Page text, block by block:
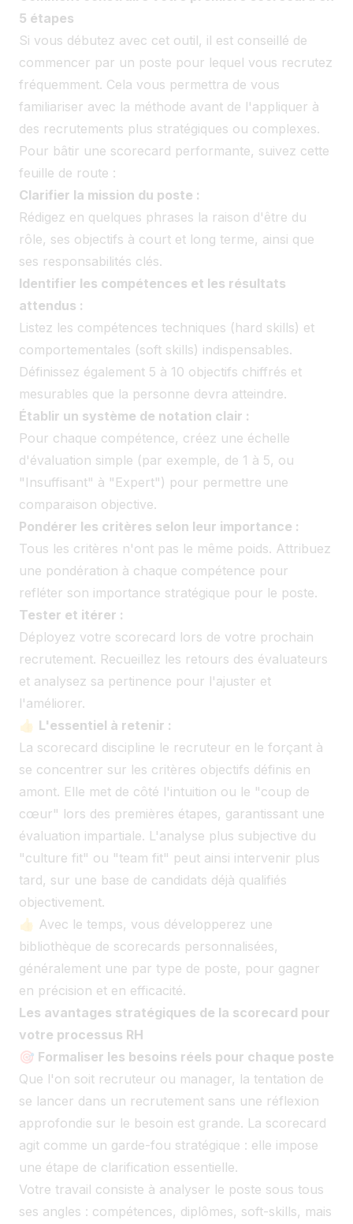
5 étapes
Si vous débutez avec cet outil, il est conseillé de
commencer par un poste pour lequel vous recrutez
fréquemment. Cela vous permettra de vous
familiariser avec la méthode avant de l'appliquer à
des recrutements plus stratégiques ou complexes.
Pour bâtir une scorecard performante, suivez cette
feuille de route :
Clarifier la mission du poste :
Rédigez en quelques phrases la raison d'être du
rôle, ses objectifs à court et long terme, ainsi que
ses responsabilités clés.
Identifier les compétences et les résultats
attendus :
Listez les compétences techniques (hard skills) et
comportementales (soft skills) indispensables.
Définissez également 5 à 10 objectifs chiffrés et
mesurables que la personne devra atteindre.
Établir un système de notation clair :
Pour chaque compétence, créez une échelle
d'évaluation simple (par exemple, de 1 à 5, ou
"Insuffisant" à "Expert") pour permettre une
comparaison objective.
Pondérer les critères selon leur importance :
Tous les critères n'ont pas le même poids. Attribuez
une pondération à chaque compétence pour
refléter son importance stratégique pour le poste.
Tester et itérer :
Déployez votre scorecard lors de votre prochain
recrutement. Recueillez les retours des évaluateurs
et analysez sa pertinence pour l'ajuster et
l'améliorer.
👍 L'essentiel à retenir :
La scorecard discipline le recruteur en le forçant à
se concentrer sur les critères objectifs définis en
amont. Elle met de côté l'intuition ou le "coup de
cœur" lors des premières étapes, garantissant une
évaluation impartiale. L'analyse plus subjective du
"culture fit" ou "team fit" peut ainsi intervenir plus
tard, sur une base de candidats déjà qualifiés
objectivement.
👍 Avec le temps, vous développerez une
bibliothèque de scorecards personnalisées,
généralement une par type de poste, pour gagner
en précision et en efficacité.
Les avantages stratégiques de la scorecard pour
votre processus RH
🎯 Formaliser les besoins réels pour chaque poste
Que l'on soit recruteur ou manager, la tentation de
se lancer dans un recrutement sans une réflexion
approfondie sur le besoin est grande. La scorecard
agit comme un garde-fou stratégique : elle impose
une étape de clarification essentielle.
Votre travail consiste à analyser le poste sous tous
ses angles : compétences, diplômes, soft-skills, mais